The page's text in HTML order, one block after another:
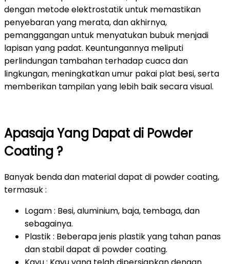
dengan metode elektrostatik untuk memastikan
penyebaran yang merata, dan akhirnya,
pemanggangan untuk menyatukan bubuk menjadi
lapisan yang padat. Keuntungannya meliputi
perlindungan tambahan terhadap cuaca dan
lingkungan, meningkatkan umur pakai plat besi, serta
memberikan tampilan yang lebih baik secara visual.
Apasaja Yang Dapat di Powder
Coating ?
Banyak benda dan material dapat di powder coating,
termasuk :
Logam : Besi, aluminium, baja, tembaga, dan
sebagainya.
Plastik : Beberapa jenis plastik yang tahan panas
dan stabil dapat di powder coating.